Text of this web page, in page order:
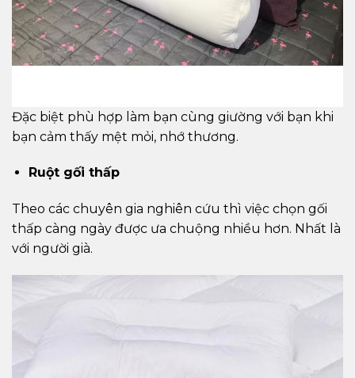
Đặc biệt phù hợp làm bạn cùng giường với bạn khi
bạn cảm thấy mệt mỏi, nhớ thương.
Ruột gối thấp
Theo các chuyên gia nghiên cứu thì việc chọn gối
thấp càng ngày được ưa chuộng nhiều hơn. Nhất là
với người già.